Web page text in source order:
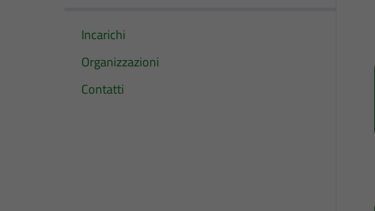
Incarichi
Organizzazioni
Contatti